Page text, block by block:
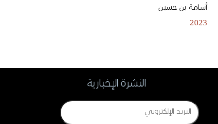
أسامة بن حسين
2023
النشرة الإخبارية
Email